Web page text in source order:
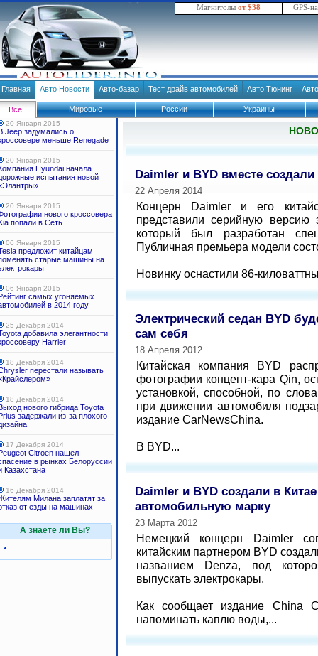
Магнитолы от $38 GPS-
Главная Авто Новости Авто-базар Тест драйв автомобилей Авто Тюнинг
Все Мировые России Украины
20 Января 2015
Jeep задумались о
меньше Renegade
20 Января 2015
Hyundai начала
испытания новой
20 Января 2015
нового кроссовера
попали в Сеть
06 Января 2015
предложит китайцам
старые машины на
06 Января 2015
самых угоняемых
в 2014 году
25 Декабря 2014
добавила элегантности
Harrier
18 Декабря 2014
перестали называть
18 Декабря 2014
нового гибрида Toyota
задержали из-за плохого
17 Декабря 2014
Citroen нашел
в рынках Белоруссии
Казахстана
16 Декабря 2014
Милана заплатят за
от езды на машинах
А знаете ли Вы?
Daimler и BYD вместе создали
22 Апреля 2014
Концерн Daimler и его
представили серийную версию
который был разработан
Публичная премьера модели
Новинку оснастили 86-
Электрический седан BYD
сам себя
18 Апреля 2012
Китайская компания BYD
фотографии концепт-кара Qin,
установкой, способной, по
при движении автомобиля
издание CarNewsChina.
В BYD...
Daimler и BYD создали в
автомобильную марку
23 Марта 2012
Немецкий концерн Daimler
китайским партнером BYD
названием Denza, под
выпускать электрокары.
Как сообщает издание China
напоминать каплю воды,...